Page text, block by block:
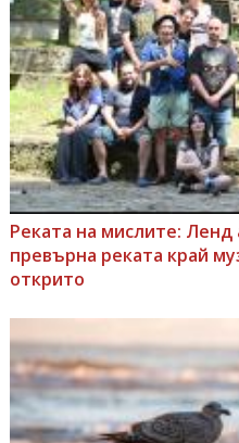
Реката на мислите:
превърна реката край
открито